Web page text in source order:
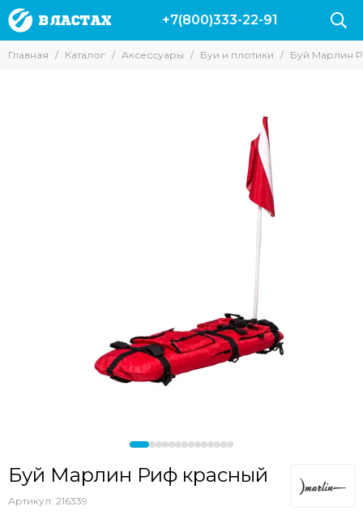
Аксессуары
Аксессуары для камер
Полотенца Marlin
Аксессуары прочие
+7(800)333-22-91
Главная Каталог Аксессуары Буи и плотики Буй Марлин
Буй Марлин Риф красный
Артикул: 216339